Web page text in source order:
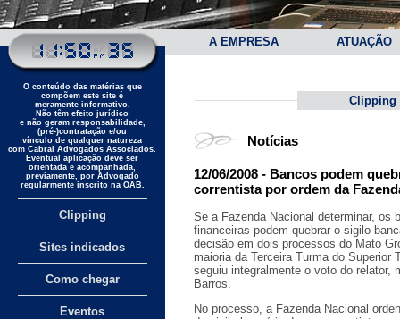
A EMPRESA ATUAÇÃO
O conteúdo das matérias que
compõem este site é
meramente informativo.
Não têm efeito jurídico
e não geram responsabilidade,
(pré-)contratação e/ou
vínculo de qualquer natureza
com Cabral Advogados Associados.
Eventual aplicação deve ser
orientada e acompanhada,
previamente, por Advogado
regularmente inscrito na OAB.
Clipping
Sites indicados
Como chegar
Eventos
Clipping
Notícias
12/06/2008 - Bancos podem
correntista por ordem da
Se a Fazenda Nacional determinar, os
financeiras podem quebrar o sigilo
decisão em dois processos do Mato
maioria da Terceira Turma do Superior
seguiu integralmente o voto do relator,
Barros.
No processo, a Fazenda Nacional